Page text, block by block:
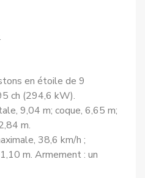
en étoile de 9
ch (294,6 kW).
9,04 m; coque, 6,65 m;
m.
38,6 km/h ;
m. Armement : un